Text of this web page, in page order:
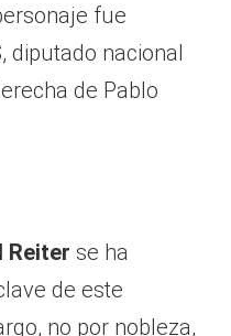
fue
diputado nacional
de Pablo
Reiter se ha
de este
no por nobleza,